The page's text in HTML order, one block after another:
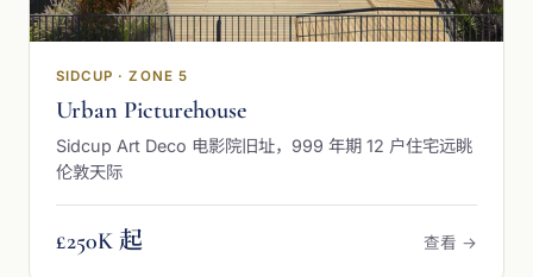
SIDCUP · ZONE 5
Urban Picturehouse
Sidcup Art Deco 电影院旧址，999 年期 12 户住宅远眺
伦敦天际
£250K 起 查看 →